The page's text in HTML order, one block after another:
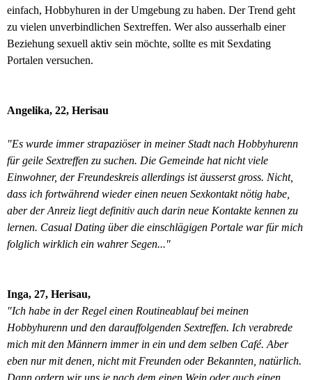
einfach, Hobbyhuren in der Umgebung zu haben. Der Trend geht
zu vielen unverbindlichen Sextreffen. Wer also ausserhalb einer
Beziehung sexuell aktiv sein möchte, sollte es mit Sexdating
Portalen versuchen.
Angelika, 22, Herisau
"Es wurde immer strapaziöser in meiner Stadt nach Hobbyhurenn
für geile Sextreffen zu suchen. Die Gemeinde hat nicht viele
Einwohner, der Freundeskreis allerdings ist äusserst gross. Nicht,
dass ich fortwährend wieder einen neuen Sexkontakt nötig habe,
aber der Anreiz liegt definitiv auch darin neue Kontakte kennen zu
lernen. Casual Dating über die einschlägigen Portale war für mich
folglich wirklich ein wahrer Segen..."
Inga, 27, Herisau,
"Ich habe in der Regel einen Routineablauf bei meinen
Hobbyhurenn und den darauffolgenden Sextreffen. Ich verabrede
mich mit den Männern immer in ein und dem selben Café. Aber
eben nur mit denen, nicht mit Freunden oder Bekannten, natürlich.
Dann ordern wir uns je nach dem einen Wein oder auch einen